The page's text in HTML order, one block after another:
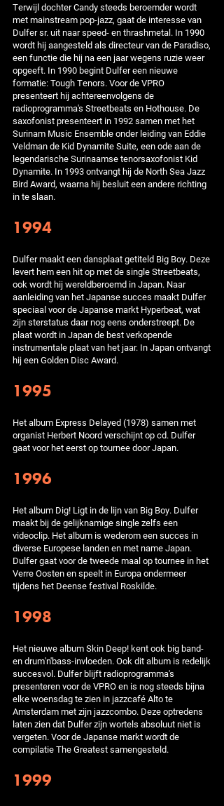
Terwijl dochter Candy steeds beroemder wordt
met mainstream pop-jazz, gaat de interesse van
Dulfer sr. uit naar speed- en thrashmetal. In 1990
wordt hij aangesteld als directeur van de Paradiso,
een functie die hij na een jaar wegens ruzie weer
opgeeft. In 1990 begint Dulfer een nieuwe
formatie: Tough Tenors. Voor de VPRO
presenteert hij achtereenvolgens de
radioprogramma's Streetbeats en Hothouse. De
saxofonist presenteert in 1992 samen met het
Surinam Music Ensemble onder leiding van Eddie
Veldman de Kid Dynamite Suite, een ode aan de
legendarische Surinaamse tenorsaxofonist Kid
Dynamite. In 1993 ontvangt hij de North Sea Jazz
Bird Award, waarna hij besluit een andere richting
in te slaan.
1994
Dulfer maakt een dansplaat getiteld Big Boy. Deze
levert hem een hit op met de single Streetbeats,
ook wordt hij wereldberoemd in Japan. Naar
aanleiding van het Japanse succes maakt Dulfer
speciaal voor de Japanse markt Hyperbeat, wat
zijn sterstatus daar nog eens onderstreept. De
plaat wordt in Japan de best verkopende
instrumentale plaat van het jaar. In Japan ontvangt
hij een Golden Disc Award.
1995
Het album Express Delayed (1978) samen met
organist Herbert Noord verschijnt op cd. Dulfer
gaat voor het eerst op tournee door Japan.
1996
Het album Dig! Ligt in de lijn van Big Boy. Dulfer
maakt bij de gelijknamige single zelfs een
videoclip. Het album is wederom een succes in
diverse Europese landen en met name Japan.
Dulfer gaat voor de tweede maal op tournee in het
Verre Oosten en speelt in Europa ondermeer
tijdens het Deense festival Roskilde.
1998
Het nieuwe album Skin Deep! kent ook big band-
en drum'n'bass-invloeden. Ook dit album is redelijk
succesvol. Dulfer blijft radioprogramma's
presenteren voor de VPRO en is nog steeds bijna
elke woensdag te zien in jazzcafé Alto te
Amsterdam met zijn jazzcombo. Deze optredens
laten zien dat Dulfer zijn wortels absoluut niet is
vergeten. Voor de Japanse markt wordt de
compilatie The Greatest samengesteld.
1999